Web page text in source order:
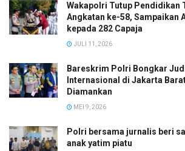
Wakapolri Tutup Pendidikan
Angkatan ke-58, Sampaikan
kepada 282 Capaja
JULI 11, 2026
Bareskrim Polri Bongkar
Internasional di Jakarta
Diamankan
MEI 9, 2026
Polri bersama jurnalis beri
anak yatim piatu